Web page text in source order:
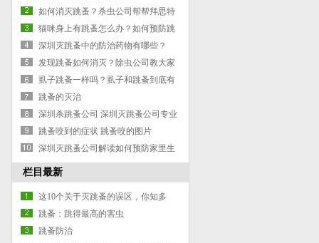
如何消灭跳蚤？杀虫公司帮帮拜思特
告诉大家
猫咪身上有跳蚤怎么办？如何预防跳
蚤？
深圳灭跳蚤中的防治药物有哪些？
发现跳蚤如何消灭？除虫公司教大家
虱子跳蚤一样吗？虱子和跳蚤到底有
什么区别？
跳蚤的灭治
深圳杀跳蚤公司 深圳灭跳蚤公司专业
防治跳蚤
跳蚤咬到的症状 跳蚤咬的图片
深圳灭跳蚤公司解读如何预防家里生
跳骚
栏目最新
这10个关于灭跳蚤的误区，你知多
少？
跳蚤：跳得最高的害虫
跳蚤防治